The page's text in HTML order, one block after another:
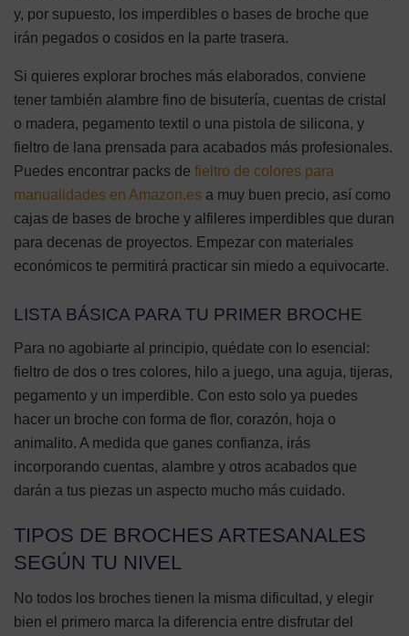
y, por supuesto, los imperdibles o bases de broche que
irán pegados o cosidos en la parte trasera.
Si quieres explorar broches más elaborados, conviene
tener también alambre fino de bisutería, cuentas de cristal
o madera, pegamento textil o una pistola de silicona, y
fieltro de lana prensada para acabados más profesionales.
Puedes encontrar packs de fieltro de colores para
manualidades en Amazon.es a muy buen precio, así como
cajas de bases de broche y alfileres imperdibles que duran
para decenas de proyectos. Empezar con materiales
económicos te permitirá practicar sin miedo a equivocarte.
LISTA BÁSICA PARA TU PRIMER BROCHE
Para no agobiarte al principio, quédate con lo esencial:
fieltro de dos o tres colores, hilo a juego, una aguja, tijeras,
pegamento y un imperdible. Con esto solo ya puedes
hacer un broche con forma de flor, corazón, hoja o
animalito. A medida que ganes confianza, irás
incorporando cuentas, alambre y otros acabados que
darán a tus piezas un aspecto mucho más cuidado.
TIPOS DE BROCHES ARTESANALES
SEGÚN TU NIVEL
No todos los broches tienen la misma dificultad, y elegir
bien el primero marca la diferencia entre disfrutar del